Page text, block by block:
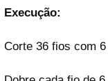
Execução:
Corte 36 fios com